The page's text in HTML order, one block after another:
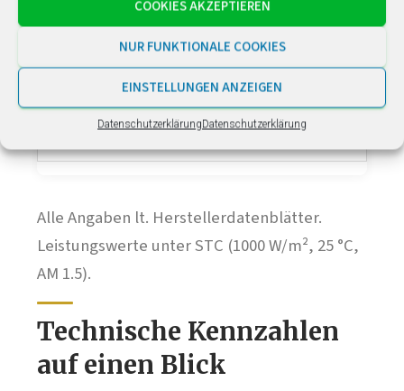
COOKIES AKZEPTIEREN
NUR FUNKTIONALE COOKIES
EINSTELLUNGEN ANZEIGEN
DatenschutzerklärungDatenschutzerklärung
JAM66D42 MB
JAM72D42
JAM60D40-510/LB
DeepBlue 5.0
NEU bis 650 W
Alle Angaben lt. Herstellerdatenblätter.
Leistungswerte unter STC (1000 W/m², 25 °C,
AM 1.5).
Technische Kennzahlen
auf einen Blick